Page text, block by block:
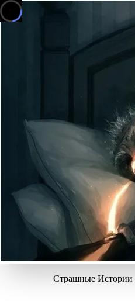
Страшные Истории